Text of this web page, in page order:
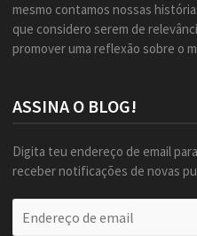
mesmo contamos nossas
que considero serem de
promover uma reflexão sobre o
ASSINA O BLOG!
Digita teu endereço de email
receber notificações de novas
de